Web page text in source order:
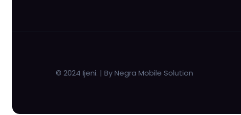
© 2024 Ijeni. | By Negra Mobile Solution